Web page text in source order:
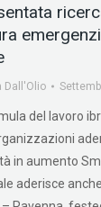
Dall'Olio
del lavoro
in aumento
aderisce